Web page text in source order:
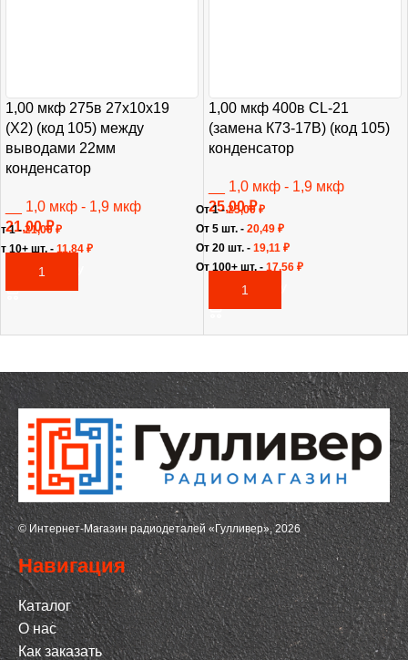
1,00 мкф 275в 27х10х19
(X2) (код 105) между
выводами 22мм
конденсатор
__ 1,0 мкф - 1,9 мкф
21,00₽
В КОРЗИНУ
1 -21,00₽
10+ шт. - 11,84 ₽
1,00 мкф 400в CL-21
(замена К73-17В) (код 105)
конденсатор
__ 1,0 мкф - 1,9 мкф
25,00₽
В КОРЗИНУ
От 1 -25,00₽
От 5 шт. - 20,49 ₽
От 20 шт. - 19,11 ₽
От 100+ шт. - 17,56 ₽
© Интернет-Магазин радиодеталей «Гулливер», 2026
Навигация
Каталог
О нас
Как заказать